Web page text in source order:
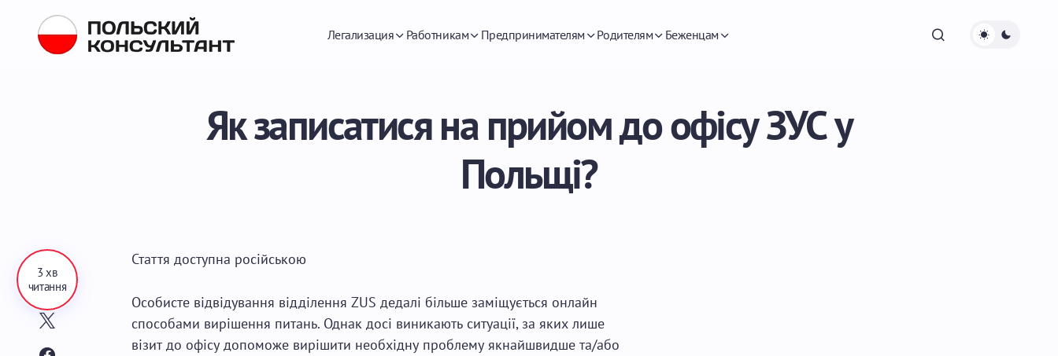
Легализация Работникам Предпринимателям Родителям Беженцам
Як записатися на прийом до офісу ЗУС у
Польщі?
3 хв
читання
Стаття доступна російською
Особисте відвідування відділення ZUS дедалі більше заміщується онлайн
способами вирішення питань. Однак досі виникають ситуації, за яких лише
візит до офісу допоможе вирішити необхідну проблему якнайшвидше та/або